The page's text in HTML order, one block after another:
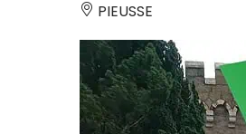
PIEUSSE